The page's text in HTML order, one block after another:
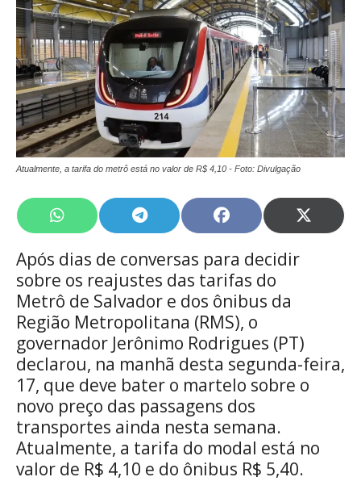
Atualmente, a tarifa do metrô está no valor de R$ 4,10 - Foto: Divulgação
Share
on
WhatsApp
Share
on
Telegram
Share
on
Facebook
Share
on
Após dias de conversas para decidir
sobre os reajustes das tarifas do
Metrô de Salvador e dos ônibus da
Região Metropolitana (RMS), o
governador Jerônimo Rodrigues (PT)
declarou, na manhã desta segunda-feira,
17, que deve bater o martelo sobre o
novo preço das passagens dos
transportes ainda nesta semana.
Atualmente, a tarifa do modal está no
valor de R$ 4,10 e do ônibus R$ 5,40.